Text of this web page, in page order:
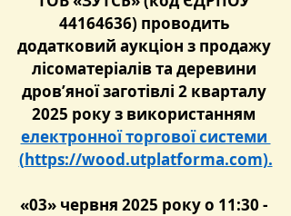
44164636) проводить
додатковий аукціон з продажу
лісоматеріалів та деревини
дров’яної заготівлі 2 кварталу
2025 року з використанням
електронної торгової системи
(https://wood.utplatforma.com).
«03» червня 2025 року о 11:30 -